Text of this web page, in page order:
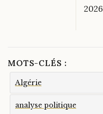
2026
MOTS-CLÉS :
Algérie
analyse politique